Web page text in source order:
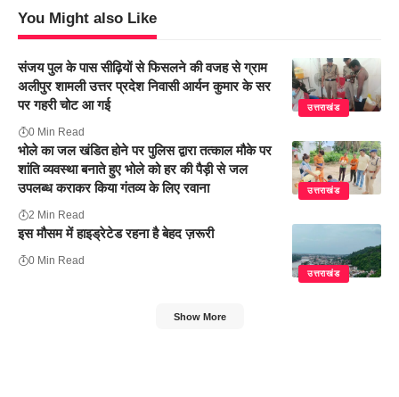
You Might also Like
उत्तराखंड
संजय पुल के पास सीढ़ियों से फिसलने की वजह से ग्राम
अलीपुर शामली उत्तर प्रदेश निवासी आर्यन कुमार के सर
पर गहरी चोट आ गई
0 Min Read
उत्तराखंड
भोले का जल खंडित होने पर पुलिस द्वारा तत्काल मौके पर
शांति व्यवस्था बनाते हुए भोले को हर की पैड़ी से जल
उपलब्ध कराकर किया गंतव्य के लिए रवाना
2 Min Read
उत्तराखंड
इस मौसम में हाइड्रेटेड रहना है बेहद ज़रूरी
0 Min Read
Show More